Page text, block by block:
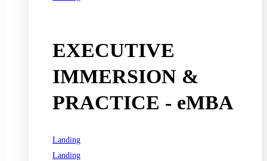
EXECUTIVE
IMMERSION &
PRACTICE - eMBA
Landing
Landing